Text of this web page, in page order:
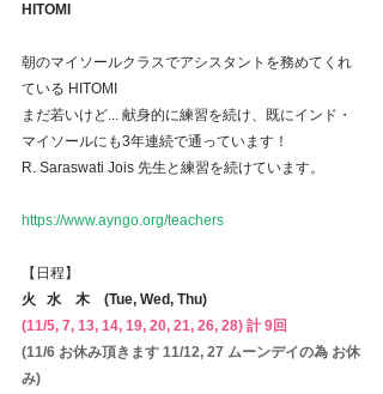
HITOMI
朝のマイソールクラスでアシスタントを務めてくれ
ている HITOMI
まだ若いけど... 献身的に練習を続け、既にインド・
マイソールにも3年連続で通っています！
R. Saraswati Jois 先生と練習を続けています。
https://www.ayngo.org/teachers
【日程】
火   水　木　(Tue, Wed, Thu)
(11/5, 7, 13, 14, 19, 20, 21, 26, 28) 計 9回
(11/6 お休み頂きます 11/12, 27 ムーンデイの為 お休
み)